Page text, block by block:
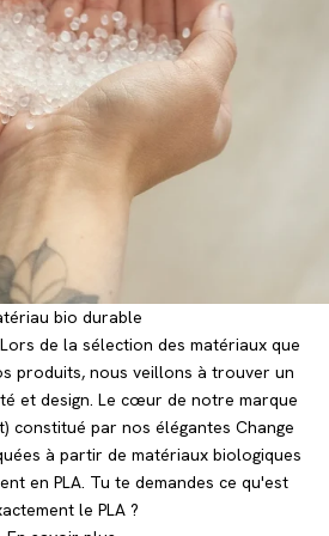
bio durable
de la sélection des matériaux que
produits, nous veillons à trouver un
et design. Le cœur de notre marque
constitué par nos élégantes Change
à partir de matériaux biologiques
en PLA. Tu te demandes ce qu'est
le PLA ?